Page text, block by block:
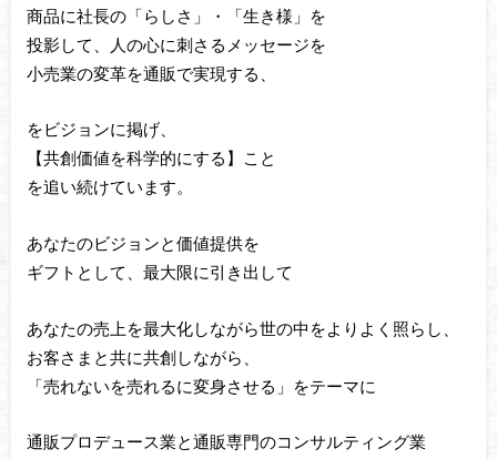
商品に社長の「らしさ」・「生き様」を
投影して、人の心に刺さるメッセージを
小売業の変革を通販で実現する、
をビジョンに掲げ、
【共創価値を科学的にする】こと
を追い続けています。
あなたのビジョンと価値提供を
ギフトとして、最大限に引き出して
あなたの売上を最大化しながら世の中をよりよく照らし、
お客さまと共に共創しながら、
「売れないを売れるに変身させる」をテーマに
通販プロデュース業と通販専門のコンサルティング業